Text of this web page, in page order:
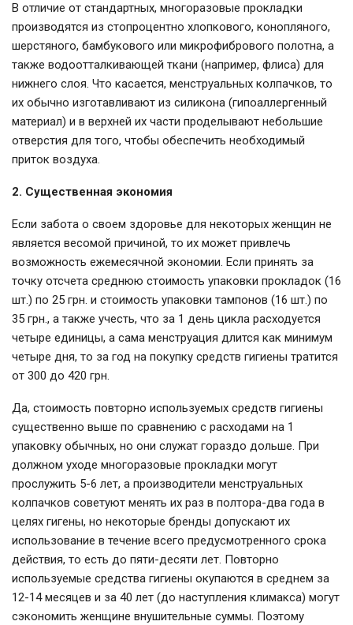
В отличие от стандартных, многоразовые прокладки
производятся из стопроцентно хлопкового, конопляного,
шерстяного, бамбукового или микрофибрового полотна, а
также водоотталкивающей ткани (например, флиса) для
нижнего слоя. Что касается, менструальных колпачков, то
их обычно изготавливают из силикона (гипоаллергенный
материал) и в верхней их части проделывают небольшие
отверстия для того, чтобы обеспечить необходимый
приток воздуха.
2. Существенная экономия
Если забота о своем здоровье для некоторых женщин не
является весомой причиной, то их может привлечь
возможность ежемесячной экономии. Если принять за
точку отсчета среднюю стоимость упаковки прокладок (16
шт.) по 25 грн. и стоимость упаковки тампонов (16 шт.) по
35 грн., а также учесть, что за 1 день цикла расходуется
четыре единицы, а сама менструация длится как минимум
четыре дня, то за год на покупку средств гигиены тратится
от 300 до 420 грн.
Да, стоимость повторно используемых средств гигиены
существенно выше по сравнению с расходами на 1
упаковку обычных, но они служат гораздо дольше. При
должном уходе многоразовые прокладки могут
прослужить 5-6 лет, а производители менструальных
колпачков советуют менять их раз в полтора-два года в
целях гигены, но некоторые бренды допускают их
использование в течение всего предусмотренного срока
действия, то есть до пяти-десяти лет. Повторно
используемые средства гигиены окупаются в среднем за
12-14 месяцев и за 40 лет (до наступления климакса) могут
сэкономить женщине внушительные суммы. Поэтому